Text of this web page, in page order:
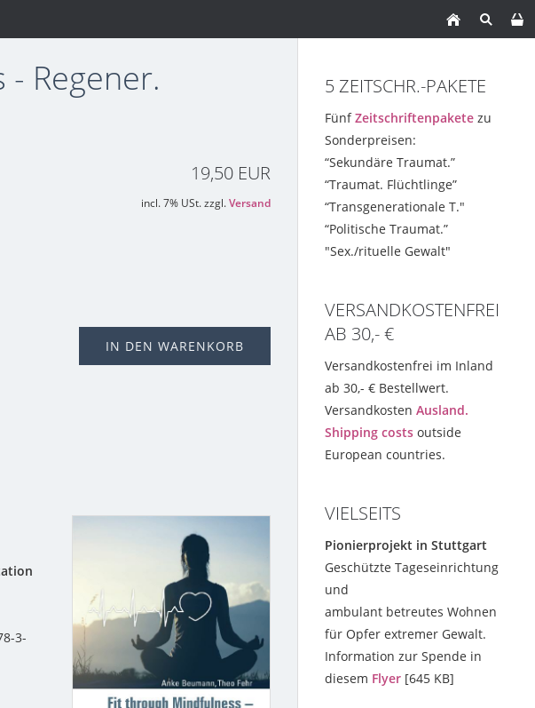
Regener.
19,50 EUR
incl. 7% USt. zzgl. Versand
IN DEN WARENKORB
3-
5 ZEITSCHR.-PAKETE
FünfZeitschriftenpakete zu
Sonderpreisen:
“Sekundäre Traumat.”
“Traumat. Flüchtlinge”
“Transgenerationale T."
“Politische Traumat.”
"Sex./rituelle Gewalt"
VERSANDKOSTENFREI
AB 30,- €
Versandkostenfrei im Inland
ab 30,- € Bestellwert.
Versandkosten Ausland.
Shipping costs outside
European countries.
VIELSEITS
Pionierprojekt in Stuttgart
Geschützte Tageseinrichtung
und
ambulant betreutes Wohnen
für Opfer extremer Gewalt.
Information zur Spende in
diesem Flyer [645 KB]